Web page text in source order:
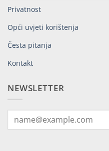
Privatnost
Opći uvjeti korištenja
Česta pitanja
Kontakt
NEWSLETTER